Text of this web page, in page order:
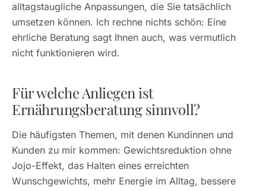
alltagstaugliche Anpassungen, die Sie tatsächlich
umsetzen können. Ich rechne nichts schön: Eine
ehrliche Beratung sagt Ihnen auch, was vermutlich
nicht funktionieren wird.
Für welche Anliegen ist
Ernährungsberatung sinnvoll?
Die häufigsten Themen, mit denen Kundinnen und
Kunden zu mir kommen: Gewichtsreduktion ohne
Jojo-Effekt, das Halten eines erreichten
Wunschgewichts, mehr Energie im Alltag, bessere